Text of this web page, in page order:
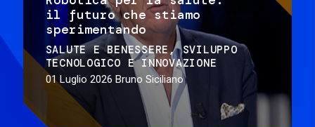
il futuro che stiamo
sperimentando
SALUTE E BENESSERE
SVILUPPO
TECNOLOGICO E INNOVAZIONE
01 Luglio 2026 Bruno Siciliano